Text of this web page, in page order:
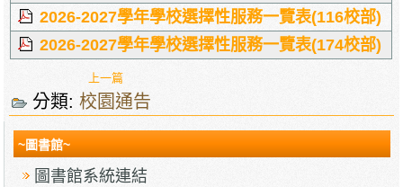
2026-2027學年學校選擇性服務一覽表(116校部)
2026-2027學年學校選擇性服務一覽表(174校部)
上一篇
分類:校園通告
~圖書館~
圖書館系統連結